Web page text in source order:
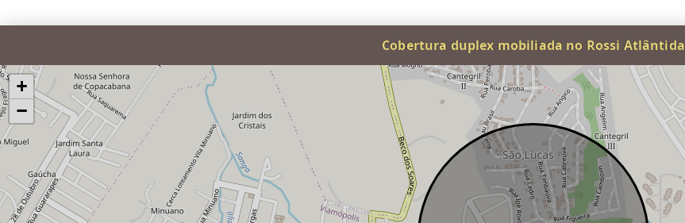
Cobertura duplex mobiliada no Rossi Atlântida
+
−